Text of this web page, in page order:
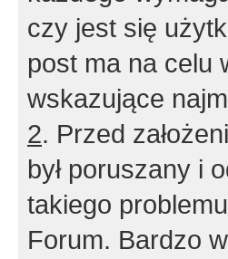
czy jest się
post ma na celu
wskazujące
2. Przed
był poruszany i
takiego
Forum. Bardzo